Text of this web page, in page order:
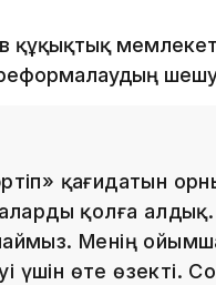
құқықтық
қағидатын
қолға алдық.
Менің
үшін өте өзекті.